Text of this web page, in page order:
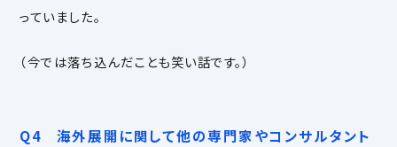
っていました。
（今では落ち込んだことも笑い話です。）
Q4 海外展開に関して他の専門家やコンサルタント